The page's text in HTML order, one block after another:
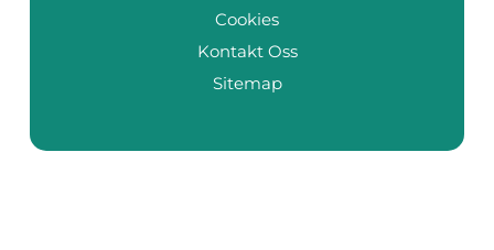
Cookies
Kontakt Oss
Sitemap